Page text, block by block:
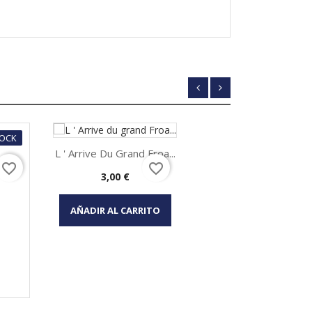
favorite_border
Vista rápida
L ' Arrive Du Grand Froa...
Precio
3,00 €
AÑADIR AL CARRITO
favorite_border